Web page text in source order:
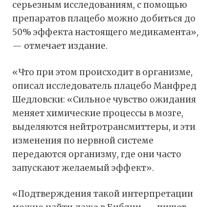
серьезным исследованиям, с помощью
препаратов плацебо можно добиться до
50% эффекта настоящего медикамента»,
— отмечает издание.
«Что при этом происходит в организме,
описал исследователь плацебо Манфред
Шедловски: «Сильное чувство ожидания
меняет химические процессы в мозге,
выделяются нейтротрансмиттеры, и эти
изменения по нервной системе
передаются организму, где они часто
запускают желаемый эффект».
«Подтверждения такой интерпретации